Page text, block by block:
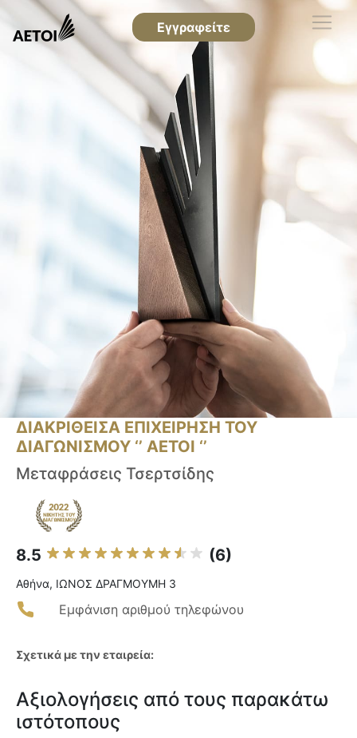
Εγγραφείτε
ΔΙΑΚΡΙΘΕΙΣΑ ΕΠΙΧΕΙΡΗΣΗ ΤΟΥ
ΔΙΑΓΩΝΙΣΜΟΥ ‘’ ΑΕΤΟΙ ‘’
Μεταφράσεις Τσερτσίδης
8.5 (6)
Αθήνα, ΙΩΝΟΣ ΔΡΑΓΜΟΥΜΗ 3
Εμφάνιση αριθμού τηλεφώνου
Σχετικά με την εταιρεία:
Αξιολογήσεις από τους παρακάτω
ιστότοπους